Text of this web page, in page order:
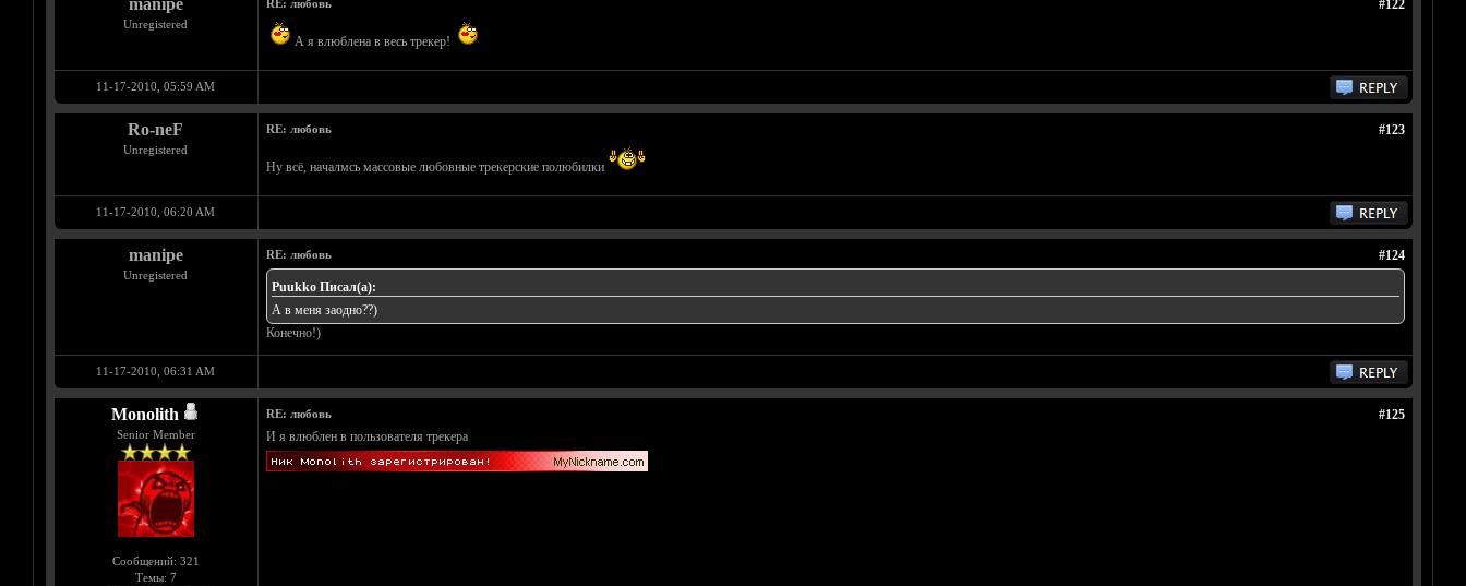
manipe
Unregistered
#122
RE: любовь
А я влюблена в весь трекер!
11-17-2010, 05:59 AM
Ro-neF
Unregistered
#123
RE: любовь
Ну всё, началмсь массовые любовные трекерские полюбилки
11-17-2010, 06:20 AM
manipe
Unregistered
#124
RE: любовь
Puukko Писал(а):
А в меня заодно??)
Конечно!)
11-17-2010, 06:31 AM
Monolith
Senior Member
Сообщений: 321
Темы: 7
#125
RE: любовь
И я влюблен в пользователя трекера